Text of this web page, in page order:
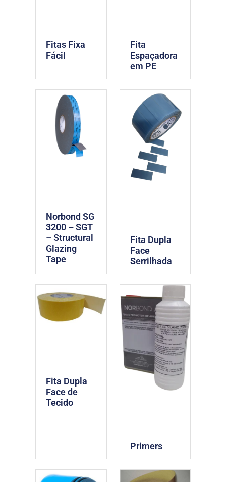
Fitas Fixa
Fácil
Fita
Espaçadora
em PE
Norbond SG
3200 – SGT
– Structural
Glazing
Tape
Fita Dupla
Face
Serrilhada
Fita Dupla
Face de
Tecido
Primers